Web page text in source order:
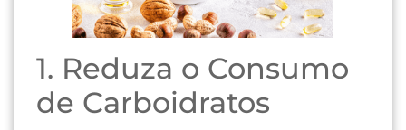
1. Reduza o Consumo
de Carboidratos